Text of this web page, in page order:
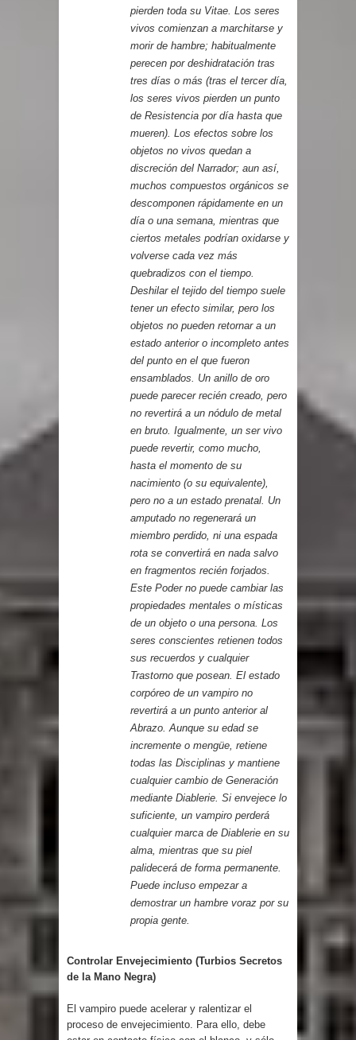
pierden toda su Vitae. Los seres
vivos comienzan a marchitarse y
morir de hambre; habitualmente
perecen por deshidratación tras
tres días o más (tras el tercer día,
los seres vivos pierden un punto
de Resistencia por día hasta que
mueren). Los efectos sobre los
objetos no vivos quedan a
discreción del Narrador; aun así,
muchos compuestos orgánicos se
descomponen rápidamente en un
día o una semana, mientras que
ciertos metales podrían oxidarse y
volverse cada vez más
quebradizos con el tiempo.
Deshilar el tejido del tiempo suele
tener un efecto similar, pero los
objetos no pueden retornar a un
estado anterior o incompleto antes
del punto en el que fueron
ensamblados. Un anillo de oro
puede parecer recién creado, pero
no revertirá a un nódulo de metal
en bruto. Igualmente, un ser vivo
puede revertir, como mucho,
hasta el momento de su
nacimiento (o su equivalente),
pero no a un estado prenatal. Un
amputado no regenerará un
miembro perdido, ni una espada
rota se convertirá en nada salvo
en fragmentos recién forjados.
Este Poder no puede cambiar las
propiedades mentales o místicas
de un objeto o una persona. Los
seres conscientes retienen todos
sus recuerdos y cualquier
Trastorno que posean. El estado
corpóreo de un vampiro no
revertirá a un punto anterior al
Abrazo. Aunque su edad se
incremente o mengüe, retiene
todas las Disciplinas y mantiene
cualquier cambio de Generación
mediante Diablerie. Si envejece lo
suficiente, un vampiro perderá
cualquier marca de Diablerie en su
alma, mientras que su piel
palidecerá de forma permanente.
Puede incluso empezar a
demostrar un hambre voraz por su
propia gente.
Controlar Envejecimiento (Turbios Secretos
de la Mano Negra)
El vampiro puede acelerar y ralentizar el
proceso de envejecimiento. Para ello, debe